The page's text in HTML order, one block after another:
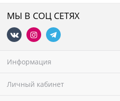
МЫ В СОЦ СЕТЯХ
Информация
Личный кабинет